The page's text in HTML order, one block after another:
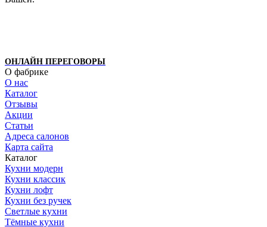
ОНЛАЙН ПЕРЕГОВОРЫ
О фабрике
О нас
Каталог
Отзывы
Акции
Статьи
Адреса салонов
Карта сайта
Каталог
Кухни модерн
Кухни классик
Кухни лофт
Кухни без ручек
Светлые кухни
Тёмные кухни